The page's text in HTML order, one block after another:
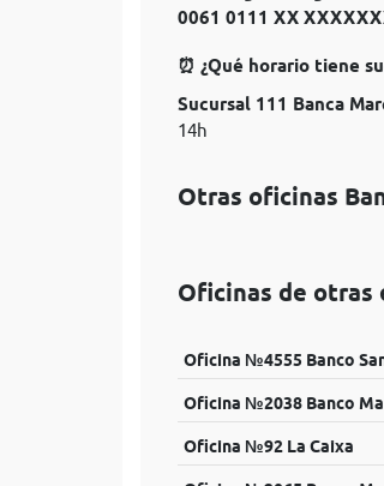
0061 0111 XX
⏰ ¿Qué horario tiene
Sucursal 111 Banca
14h
Otras oficinas
Oficinas de otras
Oficina №4555 Banco
Oficina №2038 Banco
Oficina №92 La Caixa